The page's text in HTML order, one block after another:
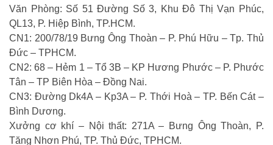
Văn Phòng: Số 51 Đường Số 3, Khu Đô Thị Vạn Phúc,
QL13, P. Hiệp Bình, TP.HCM.
CN1: 200/78/19 Bưng Ông Thoàn – P. Phú Hữu – Tp. Thủ
Đức – TPHCM.
CN2: 68 – Hẻm 1 – Tổ 3B – KP Hương Phước – P. Phước
Tân – TP Biên Hòa – Đồng Nai.
CN3: Đường Dk4A – Kp3A – P. Thới Hoà – TP. Bến Cát –
Bình Dương.
Xưởng cơ khí – Nội thất: 271A – Bưng Ông Thoàn, P.
Tăng Nhơn Phú, TP. Thủ Đức, TPHCM.